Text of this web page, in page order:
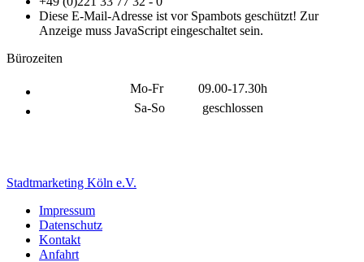
Diese E-Mail-Adresse ist vor Spambots geschützt! Zur
Anzeige muss JavaScript eingeschaltet sein.
Bürozeiten
Mo-Fr
09.00-17.30h
Sa-So
geschlossen
Stadtmarketing Köln e.V.
Impressum
Datenschutz
Kontakt
Anfahrt